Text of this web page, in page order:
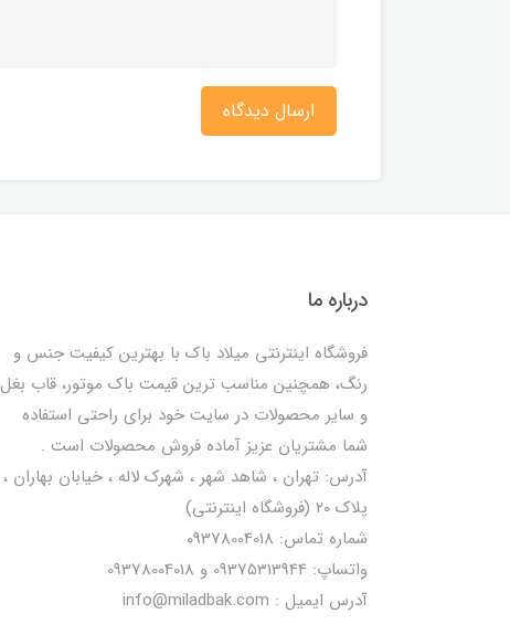
ارسال دیدگاه
درباره ما
فروشگاه اینترنتی میلاد باک با بهترین کیفیت جنس و
رنگ، همچنین مناسب ترین قیمت باک موتور، قاب بغل
و سایر محصولات در سایت خود برای راحتی استفاده
شما مشتریان عزیز آماده فروش محصولات است .
آدرس: تهران ، شاهد شهر ، شهرک لاله ، خیابان بهاران ،
پلاک ۲۰ (فروشگاه اینترنتی)
شماره تماس: 09378004018
واتساپ: 09375313944 و 09378004018
آدرس ایمیل : info@miladbak.com